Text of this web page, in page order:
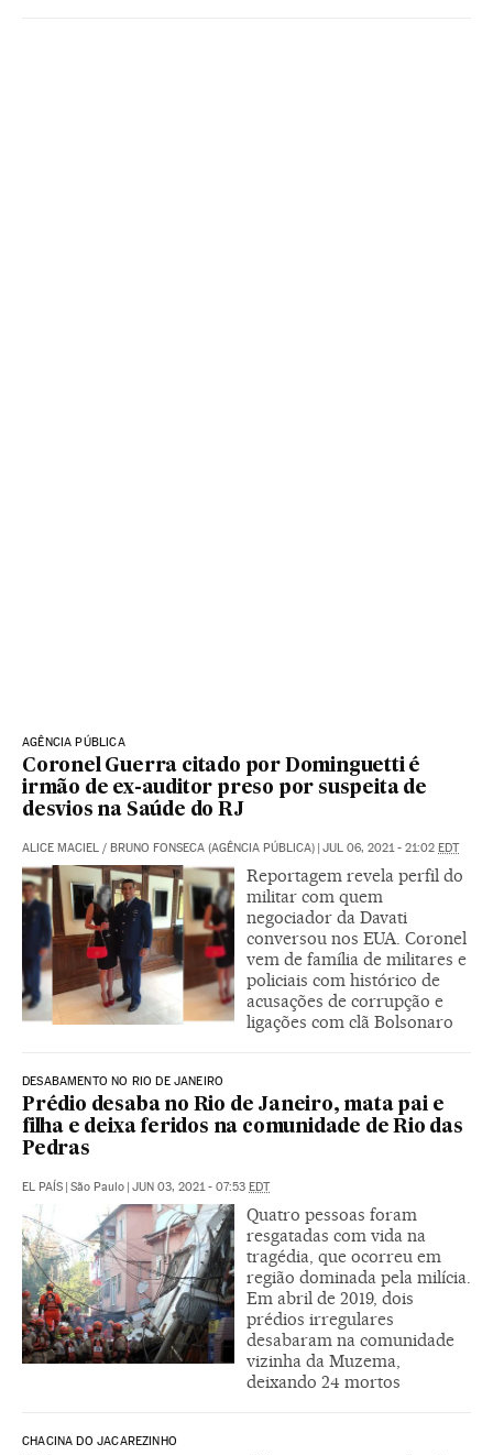
AGÊNCIA PÚBLICA
Coronel Guerra citado por Dominguetti é
irmão de ex-auditor preso por suspeita de
desvios na Saúde do RJ
ALICE MACIEL / BRUNO FONSECA (AGÊNCIA PÚBLICA) JUL 06, 2021 - 21:02 EDT
Reportagem revela perfil do
militar com quem
negociador da Davati
conversou nos EUA. Coronel
vem de família de militares e
policiais com histórico de
acusações de corrupção e
ligações com clã Bolsonaro
DESABAMENTO NO RIO DE JANEIRO
Prédio desaba no Rio de Janeiro, mata pai e
filha e deixa feridos na comunidade de Rio das
Pedras
EL PAÍS São Paulo JUN 03, 2021 - 07:53 EDT
Quatro pessoas foram
resgatadas com vida na
tragédia, que ocorreu em
região dominada pela milícia.
Em abril de 2019, dois
prédios irregulares
desabaram na comunidade
vizinha da Muzema,
deixando 24 mortos
CHACINA DO JACAREZINHO